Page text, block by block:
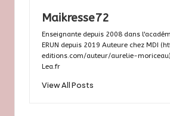
Maikresse72
Enseignante depuis 2008 dans
ERUN depuis 2019 Auteure chez MDI
editions.com/auteur/aurelie-
Lea.fr
View All Posts